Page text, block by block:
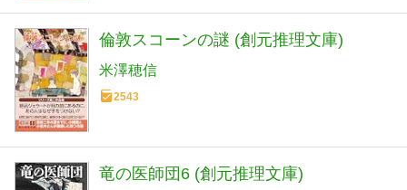
倫敦スコーンの謎 (創元推理文庫)
米澤穂信
2543
竜の医師団6 (創元推理文庫)